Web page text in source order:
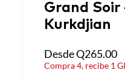
Grand Soir
Kurkdjian
DesdeQ265.00
Compra 4, recibe 1